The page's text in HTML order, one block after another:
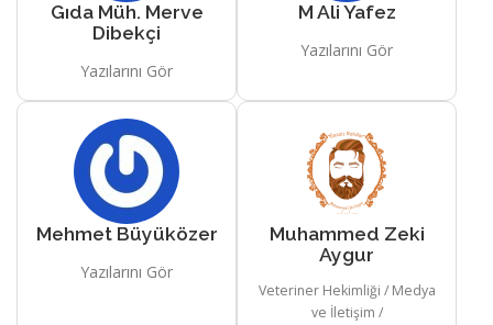
Gıda Müh. Merve
Dibekçi
Yazılarını Gör
M Ali Yafez
Yazılarını Gör
Mehmet Büyüközer
Yazılarını Gör
Muhammed Zeki
Aygur
Veteriner Hekimliği / Medya
ve İletişim /